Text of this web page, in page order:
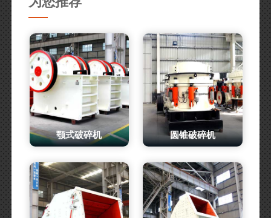
颚式破碎机 圆锥破碎机